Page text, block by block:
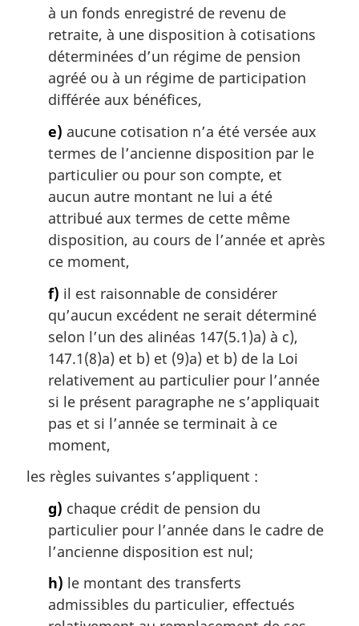
à un fonds enregistré de revenu de
retraite, à une disposition à cotisations
déterminées d’un régime de pension
agréé ou à un régime de participation
différée aux bénéfices,
e) aucune cotisation n’a été versée aux
termes de l’ancienne disposition par le
particulier ou pour son compte, et
aucun autre montant ne lui a été
attribué aux termes de cette même
disposition, au cours de l’année et après
ce moment,
f) il est raisonnable de considérer
qu’aucun excédent ne serait déterminé
selon l’un des alinéas 147(5.1)a) à c),
147.1(8)a) et b) et (9)a) et b) de la Loi
relativement au particulier pour l’année
si le présent paragraphe ne s’appliquait
pas et si l’année se terminait à ce
moment,
les règles suivantes s’appliquent :
g) chaque crédit de pension du
particulier pour l’année dans le cadre de
l’ancienne disposition est nul;
h) le montant des transferts
admissibles du particulier, effectués